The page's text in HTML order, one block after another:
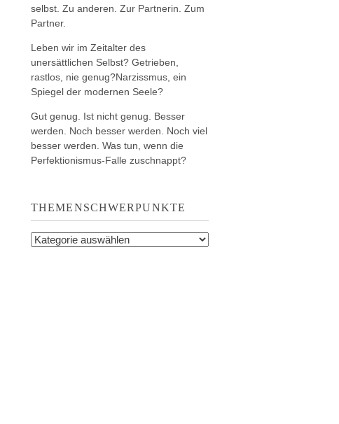
selbst. Zu anderen. Zur Partnerin. Zum
Partner.
Leben wir im Zeitalter des
unersättlichen Selbst? Getrieben,
rastlos, nie genug?Narzissmus, ein
Spiegel der modernen Seele?
Gut genug. Ist nicht genug. Besser
werden. Noch besser werden. Noch viel
besser werden. Was tun, wenn die
Perfektionismus-Falle zuschnappt?
THEMENSCHWERPUNKTE
Themenschwerpunkte